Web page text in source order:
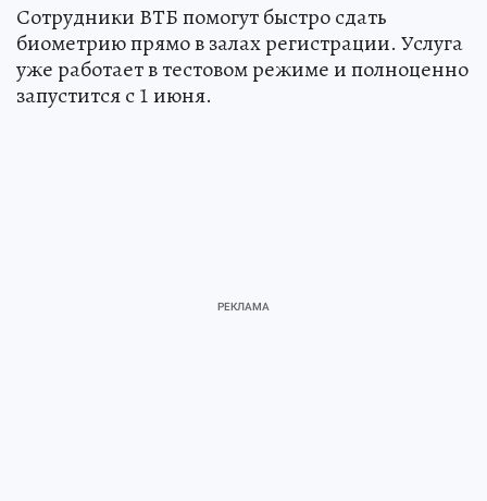
Сотрудники ВТБ помогут быстро сдать
биометрию прямо в залах регистрации. Услуга
уже работает в тестовом режиме и полноценно
запустится с 1 июня.